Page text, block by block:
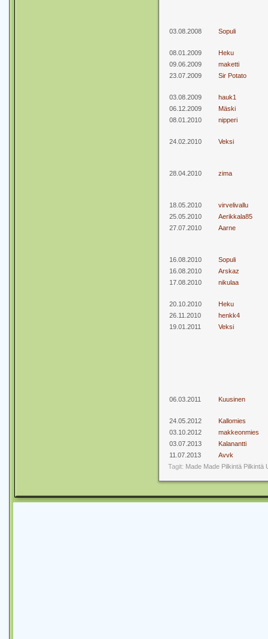
03.08.2008 Sopuli
08.01.2009
Heku
09.06.2009
maketti
23.07.2009
Sir Potato
03.08.2009
hauk1
06.12.2009
Mäski
08.01.2010
nipperi
24.02.2010 Veksi
28.04.2010 zima
18.05.2010
virvelivallu
25.05.2010
Aerikkala85
27.07.2010
Aarne
16.08.2010
Sopuli
16.08.2010
Arskaz
17.08.2010
nikulaa
20.10.2010
Heku
26.11.2010
henkk4
19.01.2011
Veksi
06.03.2011 Kuusinen
24.05.2012
Kallomies
03.10.2012
makkeonmies
03.07.2013
Kalanantti
11.07.2013
Avvk
Tagit: Made Made Pilkintä Pilkintä